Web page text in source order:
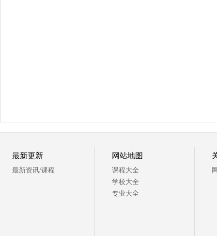
最新更新
最新资讯/课程
网站地图
课程大全
学校大全
专业大全